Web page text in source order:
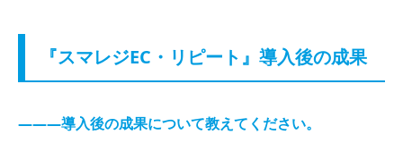
『スマレジEC・リピート』導入後の成果
―――導入後の成果について教えてください。